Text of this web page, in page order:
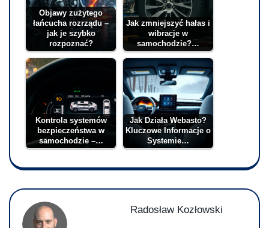
Objawy zużytego
łańcucha rozrządu –
jak je szybko
rozpoznać?
Jak zmniejszyć hałas i
wibracje w
samochodzie?…
Kontrola systemów
bezpieczeństwa w
samochodzie –…
Jak Działa Webasto?
Kluczowe Informacje o
Systemie…
Radosław Kozłowski